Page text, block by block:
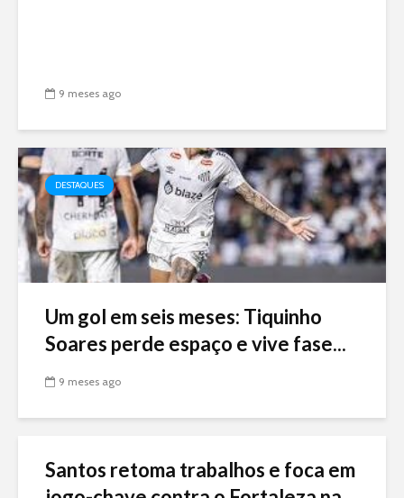
9 meses ago
DESTAQUES
Um gol em seis meses: Tiquinho
Soares perde espaço e vive fase...
9 meses ago
Santos retoma trabalhos e foca em